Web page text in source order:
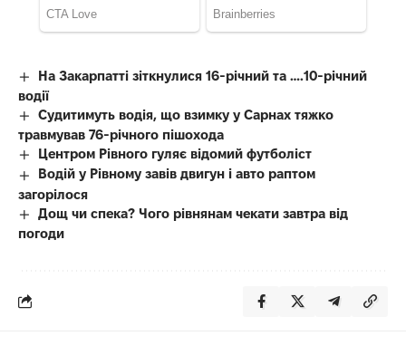
На Закарпатті зіткнулися 16-річний та ….10-річний
водії
Судитимуть водія, що взимку у Сарнах тяжко
травмував 76-річного пішохода
Центром Рівного гуляє відомий футболіст
Водій у Рівному завів двигун і авто раптом
загорілося
Дощ чи спека? Чого рівнянам чекати завтра від
погоди